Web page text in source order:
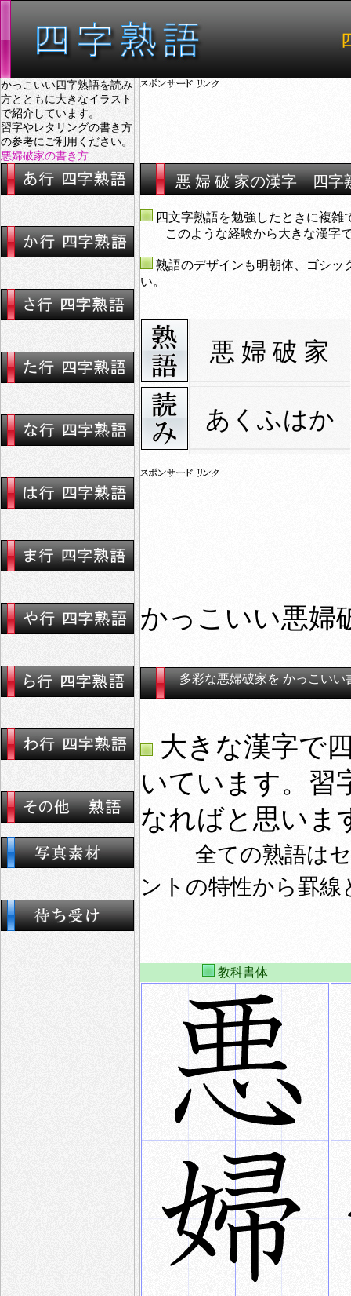
かっこいい四字熟語を読み
方とともに大きなイラスト
で紹介しています。
習字やレタリングの書き方
の参考にご利用ください。
悪婦破家の書き方
悪 婦 破 家の漢字 四字
四文字熟語を勉強したときに複
このような経験から大きな漢字で
熟語のデザインも明朝体、ゴシッ
い。
悪 婦 破 家
あくふはか
かっこいい悪
多彩な悪婦破家を かっこいい
大きな漢字で
いています。習
なればと思いま
全ての熟語は
ントの特性から罫
教科書体